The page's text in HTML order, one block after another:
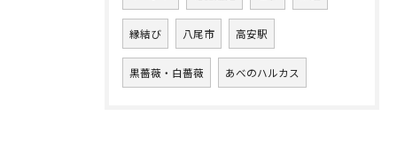
縁結び 八尾市 高安駅
黒薔薇・白薔薇 あべのハルカス